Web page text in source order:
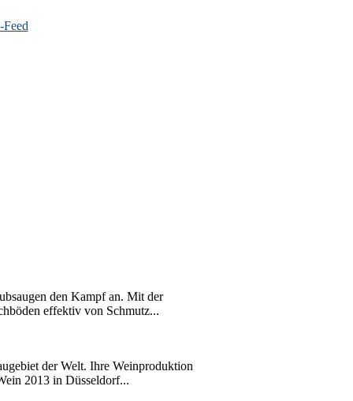
den Kampf an. Mit der
effektiv von Schmutz...
der Welt. Ihre Weinproduktion
2013 in Düsseldorf...